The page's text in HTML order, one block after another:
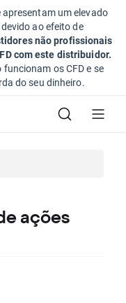
um elevado
ao efeito de
não profissionais
com este distribuidor.
os CFD e se
do seu dinheiro.
ações